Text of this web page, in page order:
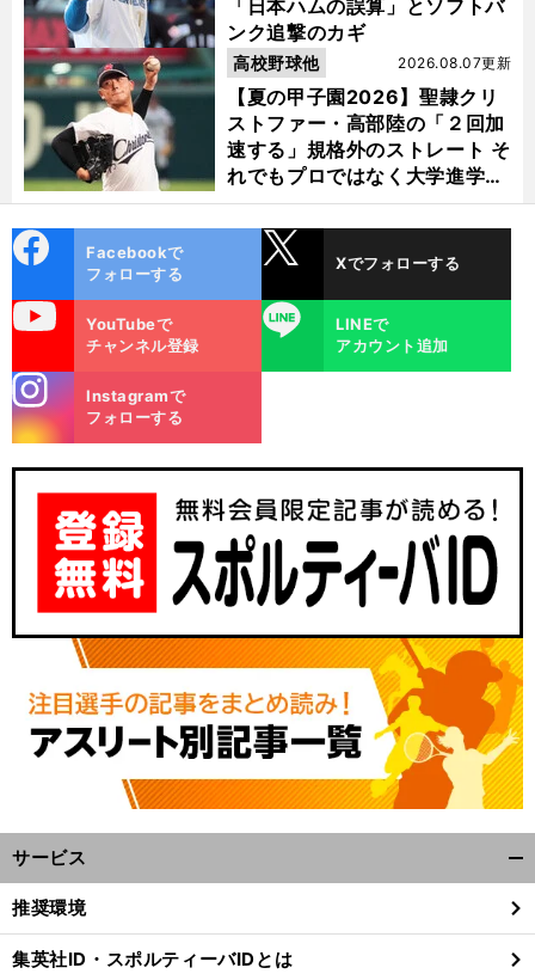
「日本ハムの誤算」とソフトバ
ンク追撃のカギ
【夏の甲子園2026】聖隷クリ
ストファー・高部陸の「２回加
速する」規格外のストレート そ
れでもプロではなく大学進学を
選ぶ理由
2026.08.07更新
高校野球他
ok
Facebookで
フォローする
Xでフォローする
YouTubeで
チャンネル登録
LINE
LINEで
アカウント追加
m
Instagramで
フォローする
サービス
閉
る
推奨環境
集英社ID・スポルティーバIDとは